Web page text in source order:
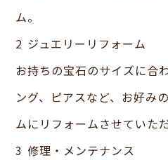
ム。
2 ジュエリーリフォーム
お持ちの宝石のサイズに合
ング、ピアスなど、お好み
ムにリフォームさせていただ
3 修理・メンテナンス